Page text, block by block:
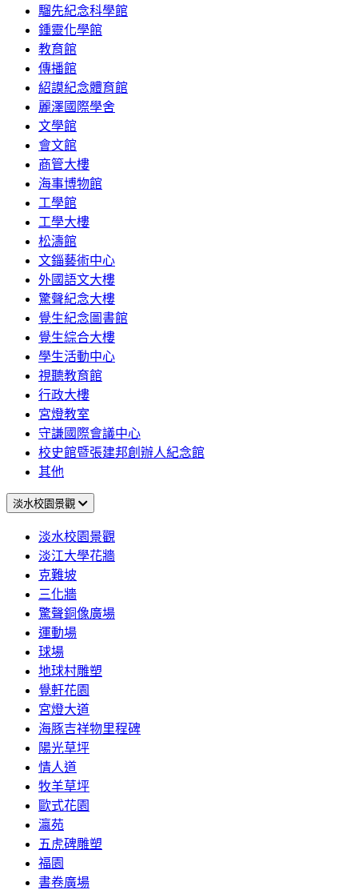
騮先紀念科學館
鍾靈化學館
教育館
傳播館
紹謨紀念體育館
麗澤國際學舍
文學館
會文館
商管大樓
海事博物館
工學館
工學大樓
松濤館
文錙藝術中心
外國語文大樓
驚聲紀念大樓
覺生紀念圖書館
覺生綜合大樓
學生活動中心
視聽教育館
行政大樓
宮燈教室
守謙國際會議中心
校史館暨張建邦創辦人紀念館
其他
淡水校園景觀
淡水校園景觀
淡江大學花牆
克難坡
三化牆
驚聲銅像廣場
運動場
球場
地球村雕塑
覺軒花園
宮燈大道
海豚吉祥物里程碑
陽光草坪
情人道
牧羊草坪
歐式花園
瀛苑
五虎碑雕塑
福園
書卷廣場